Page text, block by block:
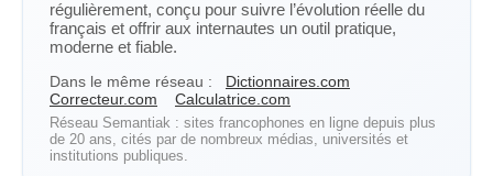
régulièrement, conçu pour suivre l’évolution réelle du
français et offrir aux internautes un outil pratique,
moderne et fiable.
Dans le même réseau :
Dictionnaires.com
Correcteur.com
Calculatrice.com
Réseau Semantiak : sites francophones en ligne depuis plus
de 20 ans, cités par de nombreux médias, universités et
institutions publiques.